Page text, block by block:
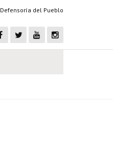
Defensoría del Pueblo